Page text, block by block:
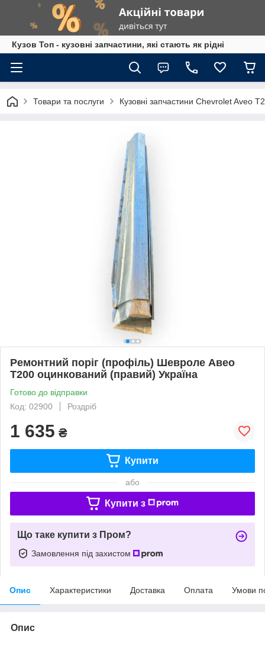
Кузов Топ - кузовні запчастини, які стають як рідні
Товари та послуги Кузовні запчастини Chevrolet Aveo
Ремонтний поріг (профіль) Шевроле Авео
Т200 оцинкований (правий) Україна
Готово до відправки
Код: 02900
Роздріб
1 635 ₴
Купити
або
Купити з
Що таке купити з Пром?
Замовлення під захистом
Опис Характеристики Доставка Оплата Умови
Опис